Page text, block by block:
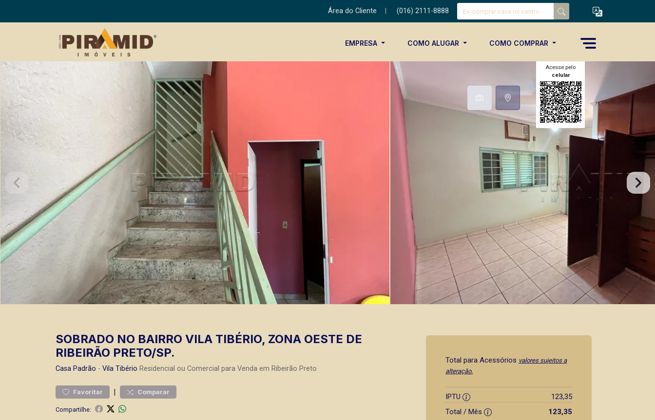
Área do Cliente (016) 2111-8888
EMPRESA COMO ALUGAR COMO COMPRAR
Acesse pelo
celular
SOBRADO NO BAIRRO VILA TIBÉRIO, ZONA OESTE DE
RIBEIRÃO PRETO/SP.
Casa Padrão - Vila Tibério Residencial ou Comercial para Venda em Ribeirão Preto
Favoritar | Comparar
Compartilhe:
Total para Acessórios valores sujeitos a
alteração.
IPTU
123,35
Total / Mês
123,35